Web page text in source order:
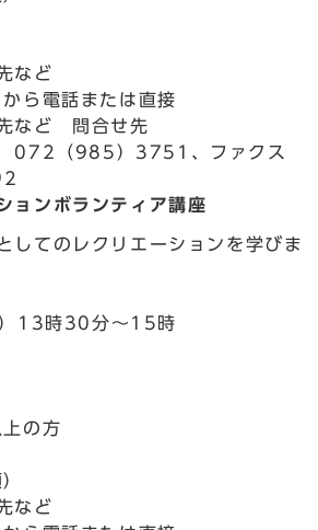
など
ら電話または直接
など 問合せ先
072（985）3751、ファクス
ョンボランティア講座
してのレクリエーションを学びま
13時30分～15時
の方
など